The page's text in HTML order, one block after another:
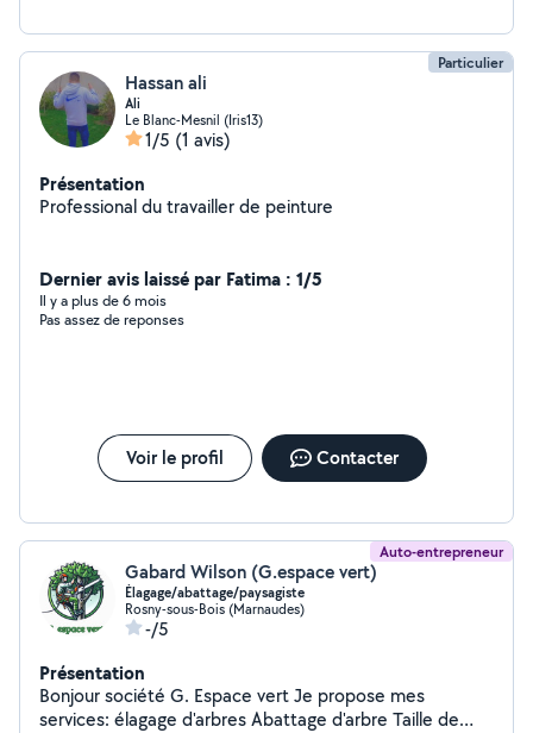
Particulier
Hassan ali
Ali
Le Blanc-Mesnil (Iris13)
1/5 (1 avis)
Présentation
Professional du travailler de peinture
Dernier avis laissé par Fatima : 1/5
Il y a plus de 6 mois
Pas assez de reponses
Voir le profil Contacter
Auto-entrepreneur
Gabard Wilson (G.espace vert)
Élagage/abattage/paysagiste
Rosny-sous-Bois (Marnaudes)
-/5
Présentation
Bonjour société G. Espace vert Je propose mes
services: élagage d'arbres Abattage d'arbre Taille de